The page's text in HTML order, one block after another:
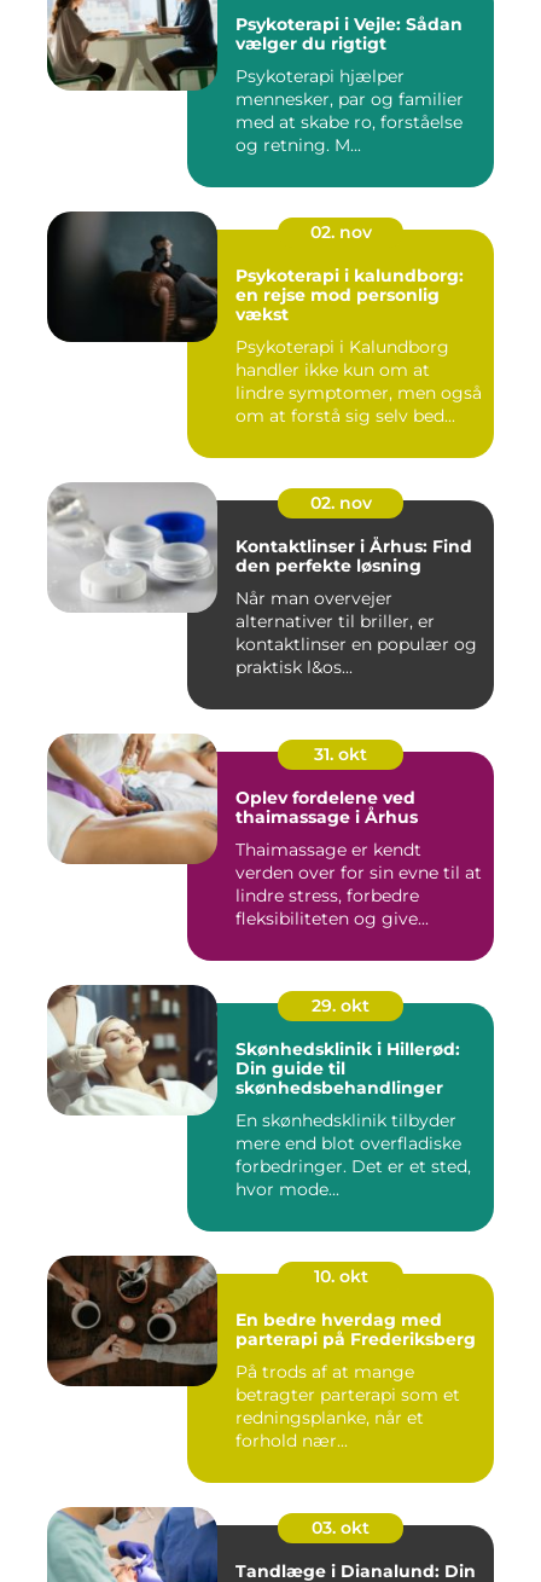
Psykoterapi i Vejle: Sådan
vælger du rigtigt
Psykoterapi hjælper
mennesker, par og familier
med at skabe ro, forståelse
og retning. M...
02. nov
Psykoterapi i kalundborg:
en rejse mod personlig
vækst
Psykoterapi i Kalundborg
handler ikke kun om at
lindre symptomer, men også
om at forstå sig selv bed...
02. nov
Kontaktlinser i Århus: Find
den perfekte løsning
Når man overvejer
alternativer til briller, er
kontaktlinser en populær og
praktisk l&os...
31. okt
Oplev fordelene ved
thaimassage i Århus
Thaimassage er kendt
verden over for sin evne til at
lindre stress, forbedre
fleksibiliteten og give...
29. okt
Skønhedsklinik i Hillerød:
Din guide til
skønhedsbehandlinger
En skønhedsklinik tilbyder
mere end blot overfladiske
forbedringer. Det er et sted,
hvor mode...
10. okt
En bedre hverdag med
parterapi på Frederiksberg
På trods af at mange
betragter parterapi som et
redningsplanke, når et
forhold nær...
03. okt
Tandlæge i Dianalund: Din